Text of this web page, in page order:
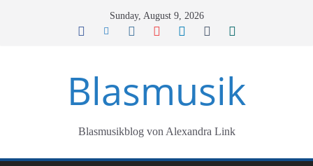
Sunday, August 9, 2026
Blasmusik
Blasmusikblog von Alexandra Link